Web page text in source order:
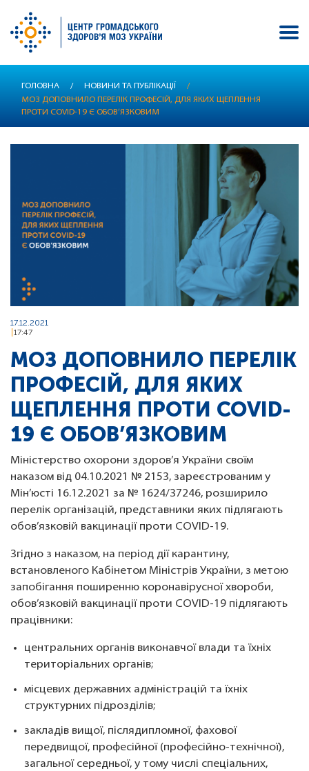
основного
ГОЛОВНА / НОВИНИ ТА ПУБЛІКАЦІЇ
/
МОЗ ДОПОВНИЛО ПЕРЕЛІК ПРОФЕСІЙ, ДЛЯ ЯКИХ ЩЕПЛЕННЯ
ПРОТИ COVID-19 Є ОБОВ’ЯЗКОВИМ
17.12.2021
17:47
МОЗ ДОПОВНИЛО ПЕРЕЛІК
ПРОФЕСІЙ, ДЛЯ ЯКИХ
ЩЕПЛЕННЯ ПРОТИ COVID-
19 Є ОБОВ’ЯЗКОВИМ
Міністерство охорони здоров’я України своїм
наказом від 04.10.2021 № 2153, зареєстрованим у
Мін’юсті 16.12.2021 за № 1624/37246, розширило
перелік організацій, представники яких підлягають
обов’язковій вакцинації проти COVID-19.
Згідно з наказом, на період дії карантину,
встановленого Кабінетом Міністрів України, з метою
запобігання поширенню коронавірусної хвороби,
обов’язковій вакцинації проти COVID-19 підлягають
працівники:
центральних органів виконавчої влади та їхніх
територіальних органів;
місцевих державних адміністрацій та їхніх
структурних підрозділів;
закладів вищої, післядипломної, фахової
передвищої, професійної (професійно-технічної),
загальної середньої, у тому числі спеціальних,